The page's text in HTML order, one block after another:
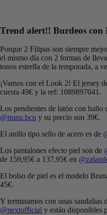
Trend alert!! Burdeos con
Porque 2 Filipas son siempre
el mismo día con 2 formas de
tonos estrella de la temporada, a
¡Vamos con el Look 2! El jersey
cuesta 49€ y la ref: 1089897041.
Los pendientes de latón con baño
@nunu.bcn y su precio son 39€.
El anillo tipo sello de acero es de
Los pantalones efecto piel son de
de 159,95€ a 137,95€ en
El bolso de piel es el modelo
45€.
Y terminamos con unas sandalias
@nextofficial y están disponibles